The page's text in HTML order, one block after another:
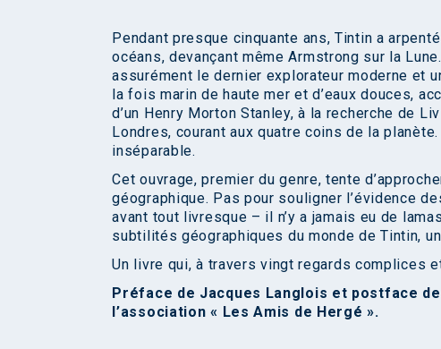
Pendant presque cinquante ans, Tintin a
océans, devançant même Armstrong sur la
assurément le dernier explorateur moderne et
la fois marin de haute mer et d’eaux douces,
d’un Henry Morton Stanley, à la recherche de
Londres, courant aux quatre coins de la
inséparable.
Cet ouvrage, premier du genre, tente
géographique. Pas pour souligner l’évidence
avant tout livresque – il n’y a jamais eu de
subtilités géographiques du monde de Tintin,
Un livre qui, à travers vingt regards complices
Préface de Jacques Langlois et postface
l’association « Les Amis de Hergé ».